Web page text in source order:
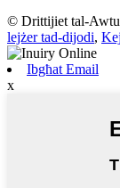
© Drittijiet tal-
lejżer tad-dijodi,
Ibgħat Email
x